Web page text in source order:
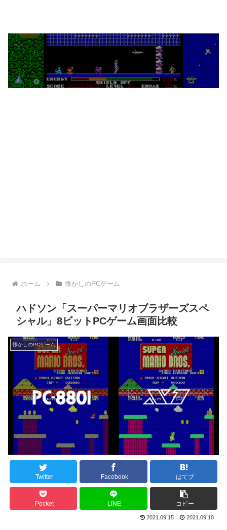
ホーム 懐かしのPCゲーム
ハドソン「スーパーマリオブラザーズスペ
シャル」8ビットPCゲーム画面比較
懐かしのPCゲーム
Twitter Facebook はてブ
Pocket LINE コピー
2021.09.15 2021.09.10